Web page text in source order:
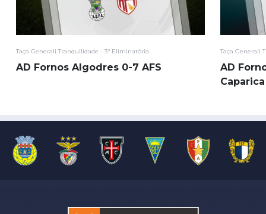
Taça Generali Tranquilidade - 3ª Eliminatória
AD Fornos Algodres 0-7 AFS
Taça Generali
AD
Caparica